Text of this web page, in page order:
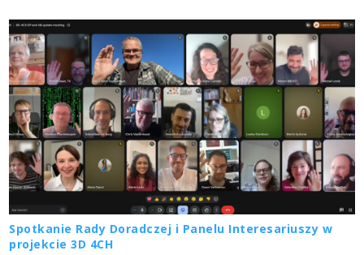
Spotkanie Rady Doradczej i Panelu Interesariuszy w
projekcie 3D 4CH